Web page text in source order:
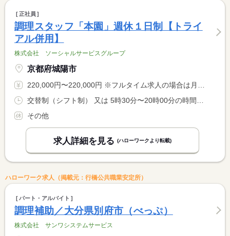
正社員
調理スタッフ「本園」週休１日制【トライ
アル併用】
株式会社 ソーシャルサービスグループ
京都府城陽市
220,000円〜220,000円 ※フルタイム求人の場合は月額（換算額）、パート求人の場合は時間額を表示しています。
交替制（シフト制） 又は 5時30分〜20時00分の時間の間の6時間 就業時間に関する特記事項 ※実働６時間となります <BR> ※シフト時間については面接時に相談します
その他
求人詳細を見る (ハローワークより転載)
ハローワーク求人（掲載元：行橋公共職業安定所）
パート・アルバイト
調理補助／大分県別府市（べっぷ）
株式会社 サンワシステムサービス